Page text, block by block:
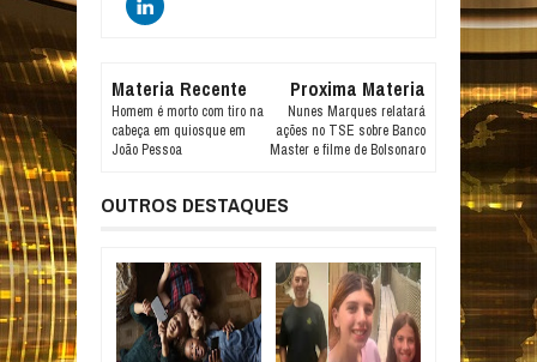
Materia Recente
Homem é morto com tiro na
cabeça em quiosque em
João Pessoa
Proxima Materia
Nunes Marques relatará
ações no TSE sobre Banco
Master e filme de Bolsonaro
OUTROS DESTAQUES